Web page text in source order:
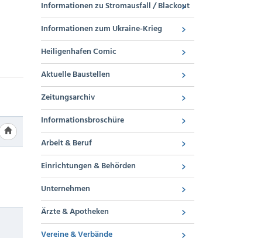
Informationen zu Stromausfall / Blackout
Informationen zum Ukraine-Krieg
Heiligenhafen Comic
Aktuelle Baustellen
Zeitungsarchiv
Informationsbroschüre
Arbeit & Beruf
Einrichtungen & Behörden
Unternehmen
Ärzte & Apotheken
Vereine & Verbände